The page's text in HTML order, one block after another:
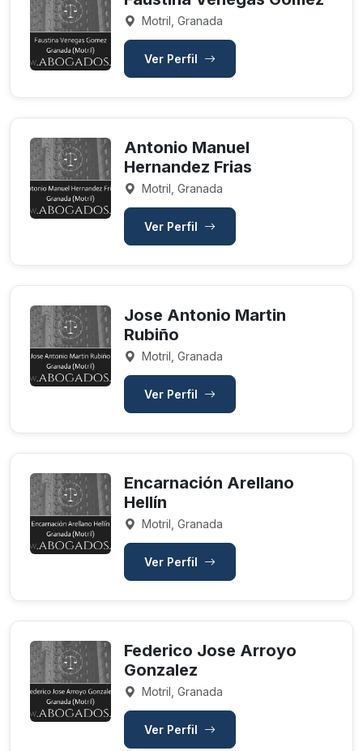
Motril, Granada
Ver Perfil
Antonio Manuel
Hernandez Frias
Motril, Granada
Ver Perfil
Jose Antonio Martin
Rubiño
Motril, Granada
Ver Perfil
Encarnación Arellano
Hellín
Motril, Granada
Ver Perfil
Federico Jose Arroyo
Gonzalez
Motril, Granada
Ver Perfil